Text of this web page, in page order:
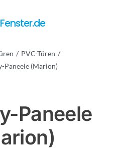
Katalog
Anfrage
PVC-Türen
Paneele (Marion)
Paneele